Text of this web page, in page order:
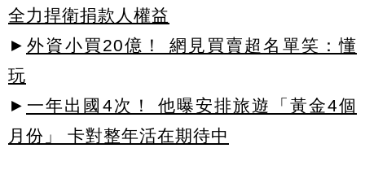
全力捍衛捐款人權益
► 外資小買20億！ 網見買賣超名單笑：懂
玩
► 一年出國4次！ 他曝安排旅遊「黃金4個
月份」 卡對整年活在期待中